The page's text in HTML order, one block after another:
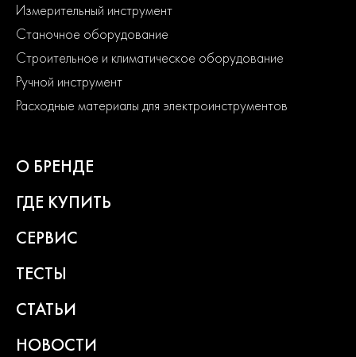
Измерительный инструмент
Станочное оборудование
Строительное и климатическое оборудование
Ручной инструмент
Расходные материалы для электроинструментов
О БРЕНДЕ
ГДЕ КУПИТЬ
СЕРВИС
ТЕСТЫ
СТАТЬИ
НОВОСТИ